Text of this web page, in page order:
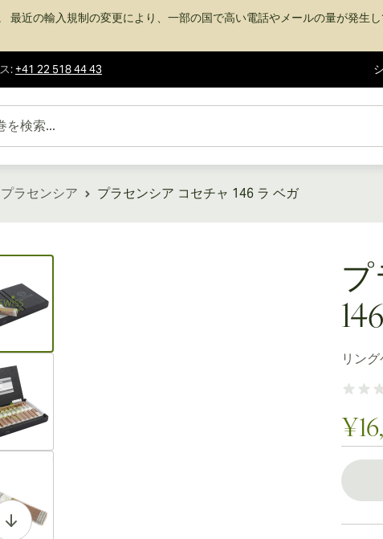
最近の輸入規制の変更により、一部の国で高い電話やメールの量が発生
:+41 22 518 44 43
...
プラセンシア プラセンシア コセチャ 146 ラ ベガ
View larger image
プ
リン